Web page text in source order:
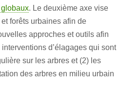
. Le deuxième axe vise
et forêts urbaines afin de
approches et outils afin
interventions d’élagages qui sont
sur les arbres et (2) les
des arbres en milieu urbain